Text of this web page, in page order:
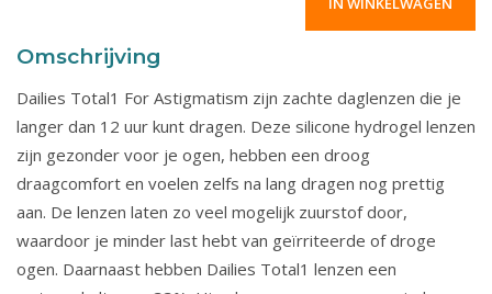
Omschrijving
Dailies Total1 For Astigmatism zijn zachte daglenzen die je
langer dan 12 uur kunt dragen. Deze silicone hydrogel lenzen
zijn gezonder voor je ogen, hebben een droog
draagcomfort en voelen zelfs na lang dragen nog prettig
aan. De lenzen laten zo veel mogelijk zuurstof door,
waardoor je minder last hebt van geïrriteerde of droge
ogen. Daarnaast hebben Dailies Total1 lenzen een